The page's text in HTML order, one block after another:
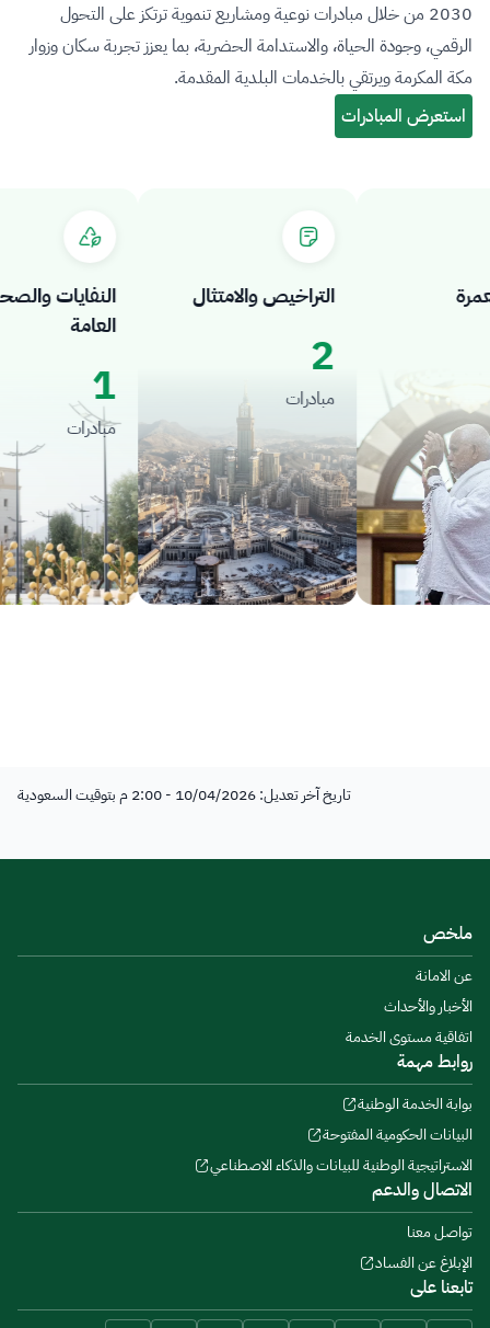
2030 من خلال مبادرات نوعية ومشاريع تنموية ترتكز على التحول
الرقمي، وجودة الحياة، والاستدامة الحضرية، بما يعزز تجربة سكان وزوار
مكة المكرمة ويرتقي بالخدمات البلدية المقدمة.
النفايات والصحة
العامة
1
مبادرات
التراخيص والامتثال
مبادرات
تاريخ آخر تعديل: 10/04/2026 - 2:00 م بتوقيت السعودية
ملخص
عن الامانة
الأخبار والأحداث
اتفاقية مستوى الخدمة
روابط مهمة
بوابة الخدمة الوطنية
البيانات الحكومية المفتوحة
الاستراتيجية الوطنية للبيانات والذكاء الاصطناعي
الاتصال والدعم
تواصل معنا
الإبلاغ عن الفساد
تابعنا على